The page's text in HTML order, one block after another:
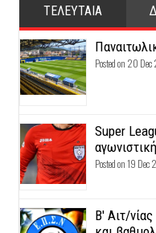
ΤΕΛΕΥΤΑΙΑ
Posted on 20
Super
Posted on 19
Β' Αιτ/